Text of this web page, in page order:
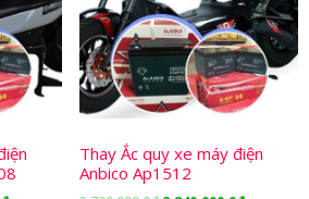
Thay Ắc quy xe máy điện
Anbico Ap1512